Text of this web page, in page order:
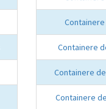
Containere
Containere
Containere